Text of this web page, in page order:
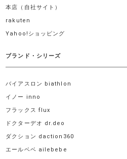
本店（自社サイト）
rakuten
Yahoo!ショッピング
ブランド・シリーズ
バイアスロン biathlon
イノー inno
フラックス flux
ドクターデオ dr.deo
ダクション daction360
エールベベ ailebebe